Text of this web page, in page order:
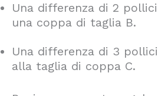
Una differenza di 2
una coppa di taglia B.
Una differenza di 3
alla taglia di coppa C.